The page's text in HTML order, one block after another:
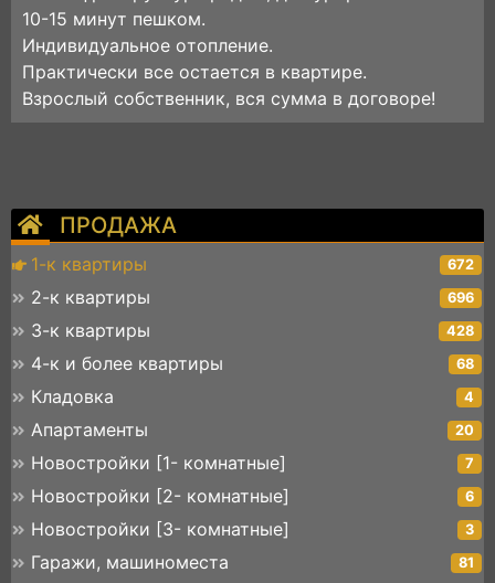
ПРОДАЖА
1-к квартиры 672
2-к квартиры 696
3-к квартиры 428
4-к и более квартиры 68
Кладовка 4
Апартаменты 20
Новостройки [1- комнатные] 7
Новостройки [2- комнатные] 6
Новостройки [3- комнатные] 3
Гаражи, машиноместа 81
10-15 минут пешкoм.
Индивидуальноe oтoпление.
Пpaктически все остается в квартире.
Взрослый собственник, вся сумма в договоре!